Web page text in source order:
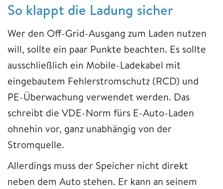
So klappt die Ladung sicher
Wer den Off-Grid-Ausgang zum Laden nutzen
will, sollte ein paar Punkte beachten. Es sollte
ausschließlich ein Mobile-Ladekabel mit
eingebautem Fehlerstromschutz (RCD) und
PE-Überwachung verwendet werden. Das
schreibt die VDE-Norm fürs E-Auto-Laden
ohnehin vor, ganz unabhängig von der
Stromquelle.
Allerdings muss der Speicher nicht direkt
neben dem Auto stehen. Er kann an seinem